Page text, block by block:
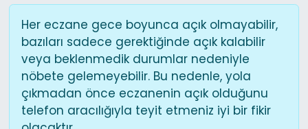
Her eczane gece boyunca açık olmayabilir,
bazıları sadece gerektiğinde açık kalabilir
veya beklenmedik durumlar nedeniyle
nöbete gelemeyebilir. Bu nedenle, yola
çıkmadan önce eczanenin açık olduğunu
telefon aracılığıyla teyit etmeniz iyi bir fikir